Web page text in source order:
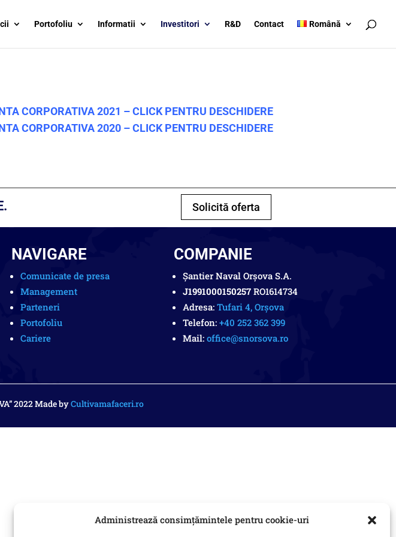
Administrează consimțămintele pentru cookie-uri
Portofoliu Informatii Investitori R&D Contact Română
CORPORATIVA 2021 – CLICK PENTRU DESCHIDERE
CORPORATIVA 2020 – CLICK PENTRU DESCHIDERE
Solicită oferta
NAVIGARE
Comunicate de presa
Management
Parteneri
Portofoliu
Cariere
COMPANIE
Șantier Naval Orșova S.A.
J1991000150257 RO1614734
Adresa:Tufari 4, Orșova
Telefon:+40 252 362 399
Mail:office@snorsova.ro
2022 Made byCultivamafaceri.ro